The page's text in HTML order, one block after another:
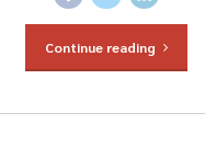
Continue reading